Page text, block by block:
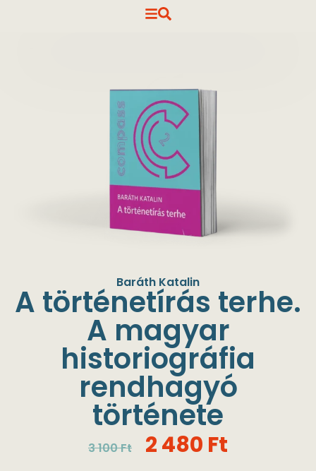
Baráth Katalin
A történetírás terhe.
A magyar
historiográfia
rendhagyó
története
3 100Ft 2 480 Ft